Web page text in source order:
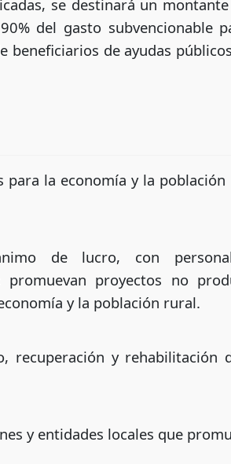
se destinará un
del gasto subvencionable
beneficiarios de ayudas
para la economía y la
de lucro, con
promuevan proyectos no
y la población rural.
recuperación y
y entidades locales que